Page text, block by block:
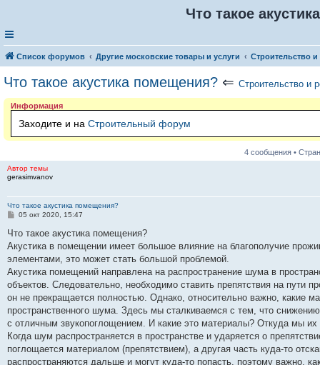
Что такое
Список форумов Другие московские товары и услуги Строительство
Что такое акустика помещения? ⇐ Строительство и
Информация
Заходите и на Строительный форум
4 сообщения •
Автор темы
gerasimvanov
Что такое акустика помещения?
С
о
щ
е
и
е
05 окт 2020, 15:47
Что такое акустика помещения?
Акустика в помещении имеет большое влияние на благополучие
элементами, это может стать большой проблемой.
Акустика помещений направлена на распространение шума в
объектов. Следовательно, необходимо ставить препятствия на пути
он не прекращается полностью. Однако, относительно важно, какие
пространственного шума. Здесь мы сталкиваемся с тем, что
с отличным звукопоглощением. И какие это материалы? Откуда мы их
Когда шум распространяется в пространстве и ударяется о
поглощается материалом (препятствием), а другая часть куда-то
распространяются дальше и могут куда-то попасть, поэтому важно,